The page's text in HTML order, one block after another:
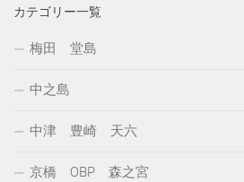
カテゴリー一覧
梅田 堂島
中之島
中津 豊崎 天六
京橋 OBP 森之宮